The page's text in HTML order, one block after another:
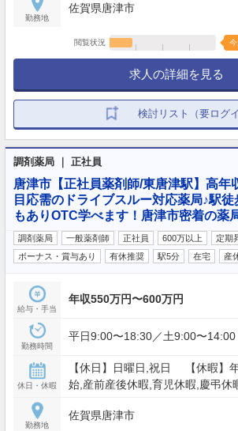
勤務地
佐賀県唐津市
閲覧状況 今
求人の詳細を見る
検討リスト（要ログイ
調剤薬局 ｜ 正社員
唐津市【正社員薬剤師/東唐津駅】高年
目応需のドライブスルー対応薬局♪駅
もありOTC学べます！唐津市密着の薬
調剤薬局 一般薬剤師 正社員 600万以上
定期
ボーナス・賞与あり
有休推奨 駅5分 在宅 産
給与・手当
年収550万円〜600万円
勤務時間
平日9:00〜18:30／土9:00〜
休日・休暇
【休日】日曜日,祝日 【休暇】
始,産前産後休暇,育児休暇,慶弔
勤務地
佐賀県唐津市